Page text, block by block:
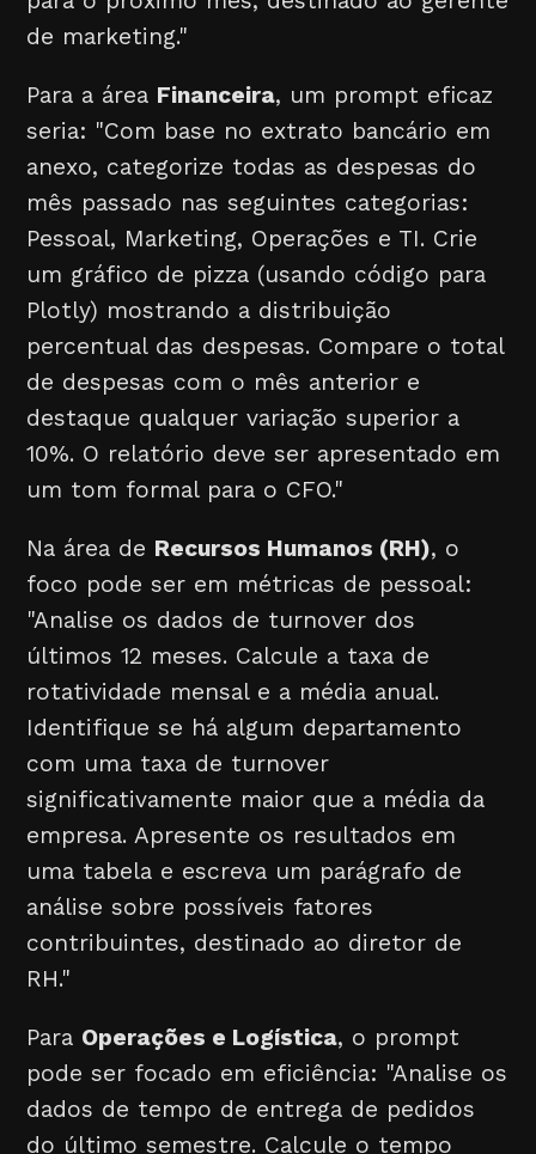
de marketing."
Para a área Financeira, um prompt eficaz
seria: "Com base no extrato bancário em
anexo, categorize todas as despesas do
mês passado nas seguintes categorias:
Pessoal, Marketing, Operações e TI. Crie
um gráfico de pizza (usando código para
Plotly) mostrando a distribuição
percentual das despesas. Compare o total
de despesas com o mês anterior e
destaque qualquer variação superior a
10%. O relatório deve ser apresentado em
um tom formal para o CFO."
Na área de Recursos Humanos (RH), o
foco pode ser em métricas de pessoal:
"Analise os dados de turnover dos
últimos 12 meses. Calcule a taxa de
rotatividade mensal e a média anual.
Identifique se há algum departamento
com uma taxa de turnover
significativamente maior que a média da
empresa. Apresente os resultados em
uma tabela e escreva um parágrafo de
análise sobre possíveis fatores
contribuintes, destinado ao diretor de
RH."
Para Operações e Logística, o prompt
pode ser focado em eficiência: "Analise os
dados de tempo de entrega de pedidos
do último semestre. Calcule o tempo